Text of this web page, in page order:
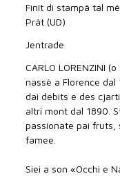
Finît di stampâ tal
Prât (UD)
Jentrade
CARLO LORENZINI
nassè a Florence
dai debits e des
altri mont dal 1890.
passionate pai fruts,
famee.
Siei a son «Occhi e